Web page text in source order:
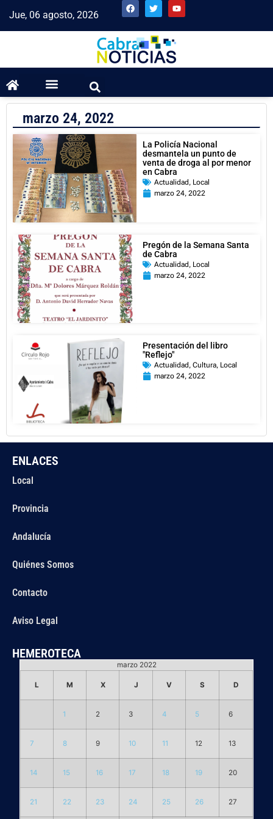
Jue, 06 agosto, 2026
marzo 24, 2022
La Policía Nacional
desmantela un punto de
venta de droga al por menor
en Cabra
Actualidad , Local
marzo 24, 2022
Pregón de la Semana Santa
de Cabra
Actualidad , Local
marzo 24, 2022
Presentación del libro
"Reflejo"
Actualidad , Cultura, Local
marzo 24, 2022
ENLACES
Local
Provincia
Andalucía
Quiénes Somos
Contacto
Aviso Legal
HEMEROTECA
marzo 2022
L M X J V S D
1 2 3 4 5 6
7 8 9 10 11 12 13
14 15 16 17 18 19 20
21 22 23 24 25 26 27